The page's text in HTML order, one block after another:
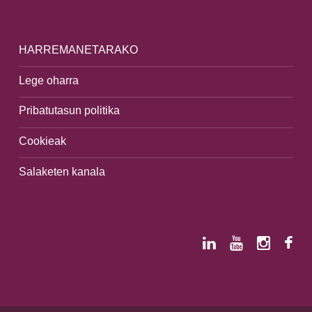
HARREMANETARAKO
Lege oharra
Pribatutasun politika
Cookieak
Salaketen kanala